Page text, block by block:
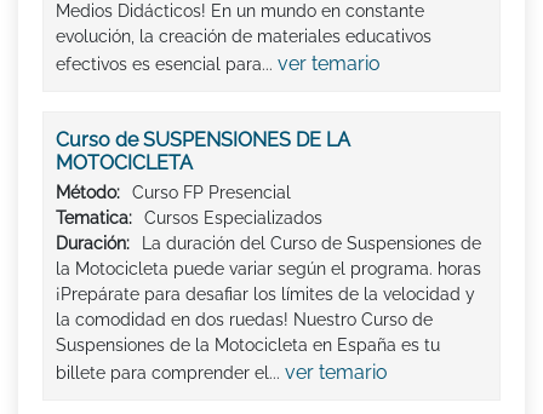
Medios Didácticos! En un mundo en constante
evolución, la creación de materiales educativos
efectivos es esencial para... ver temario
Curso de SUSPENSIONES DE LA
MOTOCICLETA
Método:
Curso FP Presencial
Tematica:
Cursos Especializados
Duración:
La duración del Curso de Suspensiones de
la Motocicleta puede variar según el programa. horas
¡Prepárate para desafiar los límites de la velocidad y
la comodidad en dos ruedas! Nuestro Curso de
Suspensiones de la Motocicleta en España es tu
billete para comprender el... ver temario